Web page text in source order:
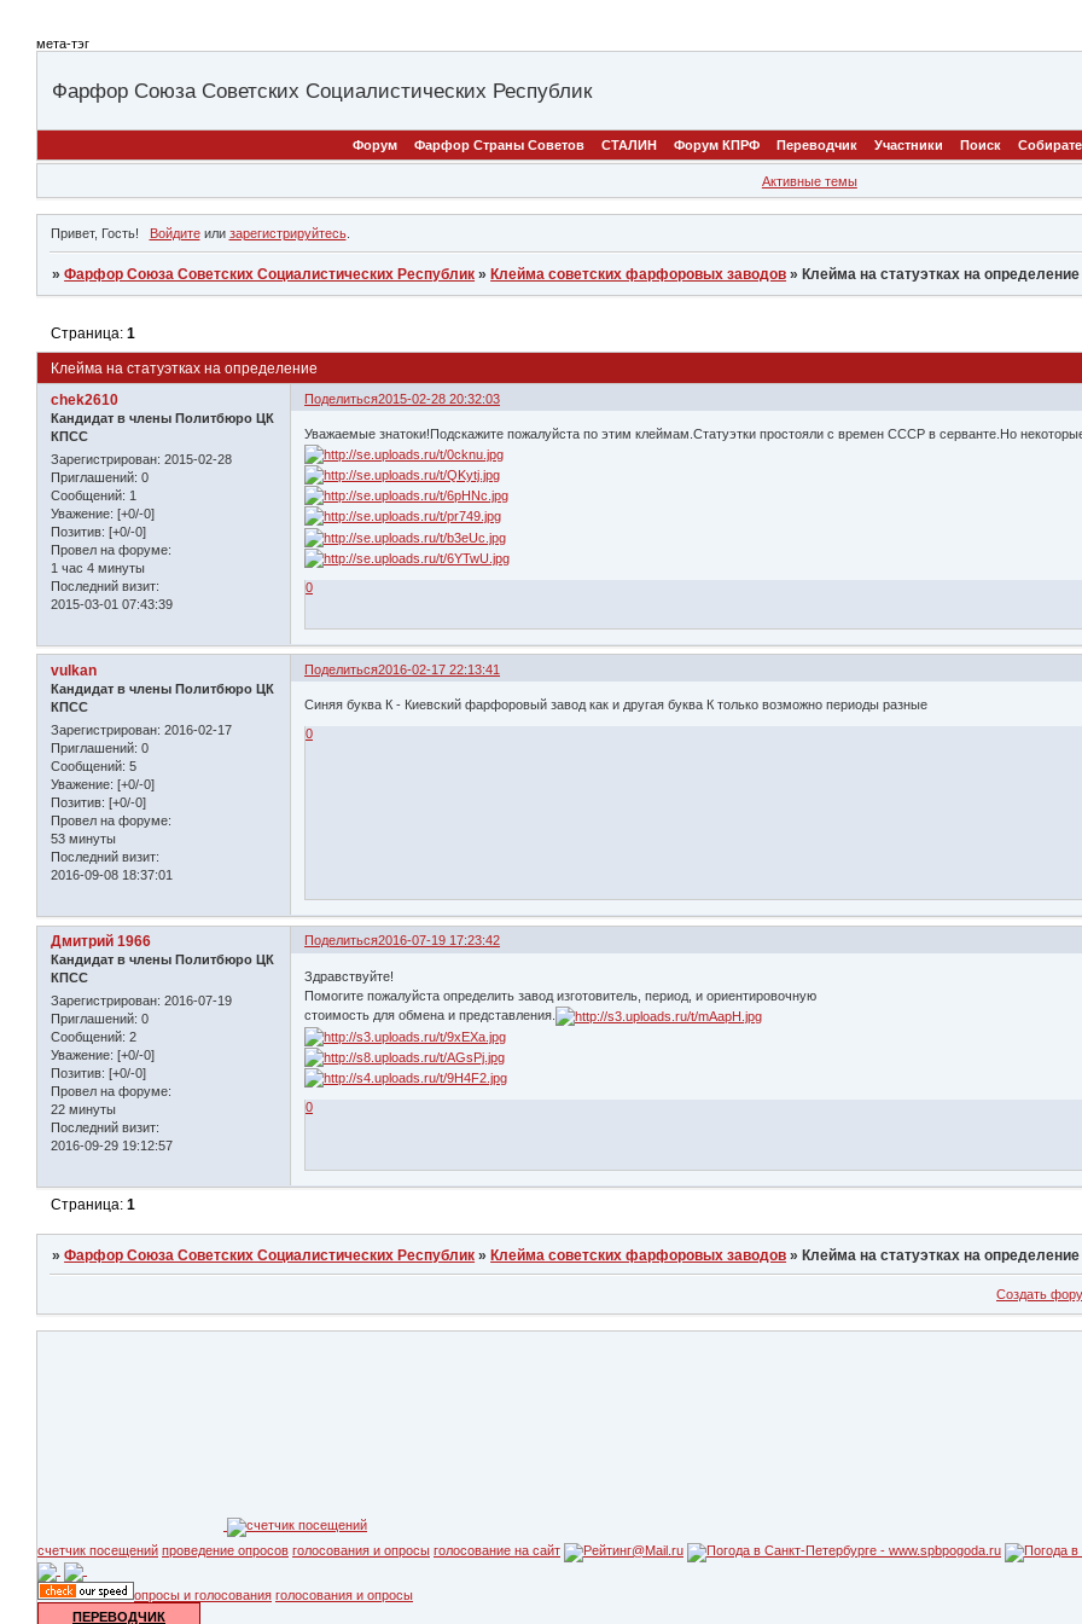
мета-тэг
Фарфор Союза Советских Социалистических Республик
Форум Фарфор Страны Советов СТАЛИН Форум КПРФ Переводчик Участники Поиск
Активные темы
Привет, Гость! Войдитеили зарегистрируйтесь.
»Фарфор Союза Советских Социалистических Республик » Клейма советских фарфоровых заводов » Клейма на статуэтках на определение
Клейма на статуэтках на определение
Страница:1
Поделиться2015-02-28 20:32:03
chek2610
Кандидат в члены Политбюро ЦК
КПСС
Зарегистрирован: 2015-02-28
Приглашений: 0
Сообщений: 1
Уважение: [+0/-0]
Позитив: [+0/-0]
Провел на форуме:
1 час 4 минуты
Последний визит:
2015-03-01 07:43:39
Уважаемые знатоки!Подскажите пожалуйста по этим клеймам.Статуэтки простояли с времен СССР в серванте.Но
0
Поделиться2016-02-17 22:13:41
vulkan
Кандидат в члены Политбюро ЦК
КПСС
Зарегистрирован: 2016-02-17
Приглашений: 0
Сообщений: 5
Уважение: [+0/-0]
Позитив: [+0/-0]
Провел на форуме:
53 минуты
Последний визит:
2016-09-08 18:37:01
Синяя буква К - Киевский фарфоровый завод как и другая буква К только возможно периоды разные
0
Поделиться2016-07-19 17:23:42
Дмитрий 1966
Кандидат в члены Политбюро ЦК
КПСС
Зарегистрирован: 2016-07-19
Приглашений: 0
Сообщений: 2
Уважение: [+0/-0]
Позитив: [+0/-0]
Провел на форуме:
22 минуты
Последний визит:
2016-09-29 19:12:57
Здравствуйте!
Помогите пожалуйста определить завод изготовитель, период, и ориентировочную
стоимость для обмена и представления.
0
Страница:1
»Фарфор Союза Советских Социалистических Республик » Клейма советских фарфоровых заводов » Клейма на статуэтках на определение
Создать
счетчик посещений проведение опросов голосования и опросы голосование на сайт
опросы и голосования голосования и опросы
ПЕРЕВОДЧИК